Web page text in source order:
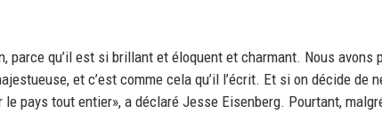
parce qu’il est si brillant et éloquent et charmant. Nous avons
et c’est comme cela qu’il l’écrit. Et si on décide de
pays tout entier», a déclaré Jesse Eisenberg. Pourtant,